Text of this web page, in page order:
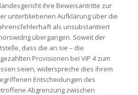
ihre Beweisantritte zur
unterbliebenen Aufklärung über die
als unsubstantiiert
übergangen. Soweit der
dass die an sie – die
Provisionen bei VIP 4 zum
seien, widerspreche dies ihrem
Entscheidungen des
Abgrenzung zwischen